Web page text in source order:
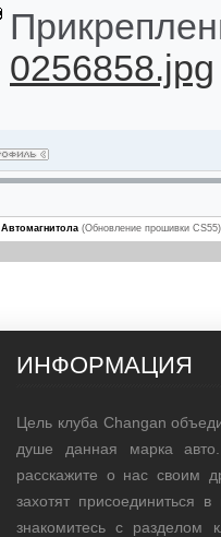
0256858.jpg
Автомагнитола (Обновление прошивки CS55)
ИНФОРМАЦИЯ
Цель клуба Changan
душе данная марка
расскажите о нас своим
захотят присоединиться
знакомитесь с разделом